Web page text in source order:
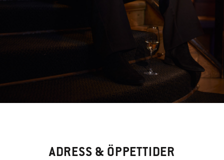
ADRESS & ÖPPETTIDER